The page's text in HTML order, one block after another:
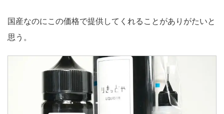
国産なのにこの価格で提供してくれることがありがたいと
思う。